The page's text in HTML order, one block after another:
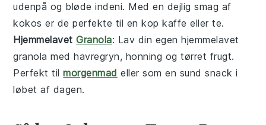
udenpå og bløde indeni. Med en dejlig smag af
kokos er de perfekte til en kopkaffe ellerte.
HjemmelavetGranola: Lav din egenhjemmelavet
granola medhavregryn, honning ogtørret frugt.
Perfekt tilmorgenmad eller som en sund snack i
løbet af dagen.